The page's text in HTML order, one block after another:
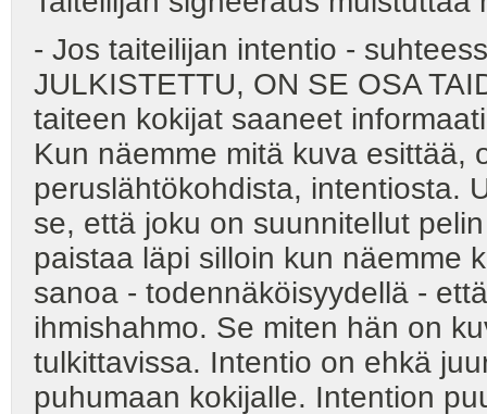
- Jos taiteilijan intentio -
JULKISTETTU, ON SE OSA
taiteen kokijat saaneet
Kun näemme mitä kuva esittää,
peruslähtökohdista, intentiosta.
se, että joku on suunnitellut
paistaa läpi silloin kun näemme
sanoa - todennäköisyydellä -
ihmishahmo. Se miten hän on
tulkittavissa. Intentio on ehkä
puhumaan kokijalle. Intention